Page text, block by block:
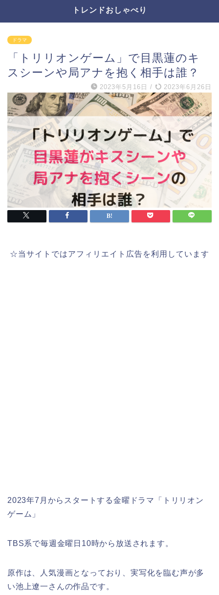
トレンドおしゃべり
ドラマ
「トリリオンゲーム」で目黒蓮のキ
スシーンや局アナを抱く相手は誰？
2023年5月16日 / 2023年6月26日
☆当サイトではアフィリエイト広告を利用しています
2023年7月からスタートする金曜ドラマ「トリリオン
ゲーム」
TBS系で毎週金曜日10時から放送されます。
原作は、人気漫画となっており、実写化を臨む声が多
い池上遼一さんの作品です。